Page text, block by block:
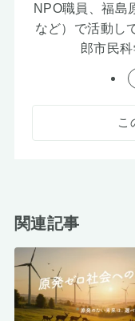
NPO職員、福島
など）で活動し
郎市民
こ
関連記事